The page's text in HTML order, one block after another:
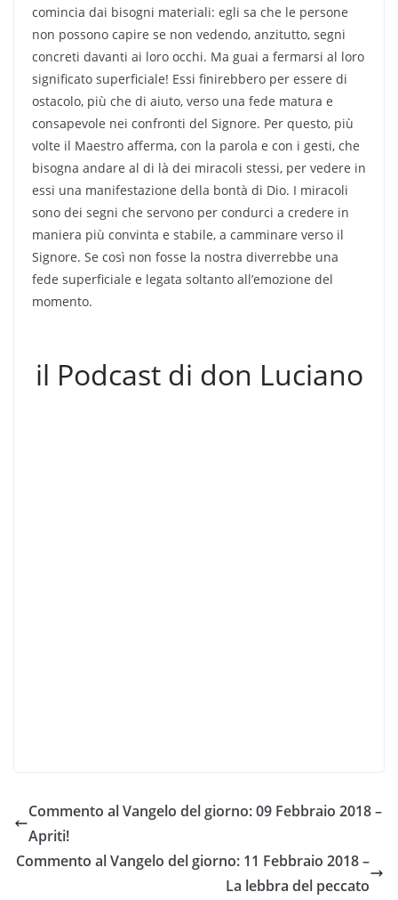
comincia dai bisogni materiali: egli sa che le persone
non possono capire se non vedendo, anzitutto, segni
concreti davanti ai loro occhi. Ma guai a fermarsi al loro
significato superficiale! Essi finirebbero per essere di
ostacolo, più che di aiuto, verso una fede matura e
consapevole nei confronti del Signore. Per questo, più
volte il Maestro afferma, con la parola e con i gesti, che
bisogna andare al di là dei miracoli stessi, per vedere in
essi una manifestazione della bontà di Dio. I miracoli
sono dei segni che servono per condurci a credere in
maniera più convinta e stabile, a camminare verso il
Signore. Se così non fosse la nostra diverrebbe una
fede superficiale e legata soltanto all’emozione del
momento.
il Podcast di don Luciano
Commento al Vangelo del giorno: 09 Febbraio 2018 –
Apriti!
Commento al Vangelo del giorno: 11 Febbraio 2018 –
La lebbra del peccato